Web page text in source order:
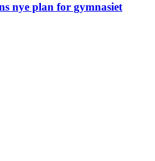
nye plan for gymnasiet